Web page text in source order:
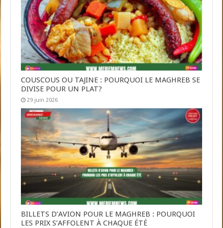
COUSCOUS OU TAJINE : POURQUOI LE MAGHREB SE
DIVISE POUR UN PLAT?
29 juin 2026
BILLETS D’AVION POUR LE MAGHREB : POURQUOI
LES PRIX S’AFFOLENT À CHAQUE ÉTÉ